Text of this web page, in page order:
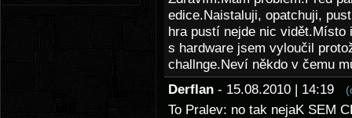
edice.Naistaluji, opatchuji,
hra pustí nejde nic
s hardware jsem vyloučil
challnge.Neví někdo v čemu
Derflan - 15.08.2010 | 14:19
To Pralev: no tak nejaK SEM